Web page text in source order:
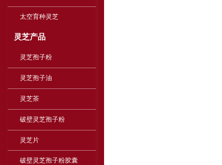
太空育种灵芝
灵芝产品
灵芝孢子粉
灵芝孢子油
灵芝茶
破壁灵芝孢子粉
灵芝片
破壁灵芝孢子粉胶囊